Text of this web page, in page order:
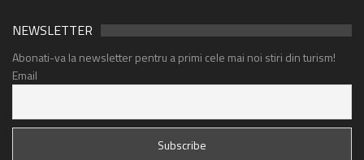
NEWSLETTER
Abonati-va la newsletter pentru a primi cele mai noi stiri din turism!
Email